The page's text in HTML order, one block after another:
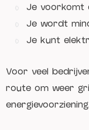
Je voorkomt
Je wordt
Je kunt
Voor veel
route om weer
energievoorziening.